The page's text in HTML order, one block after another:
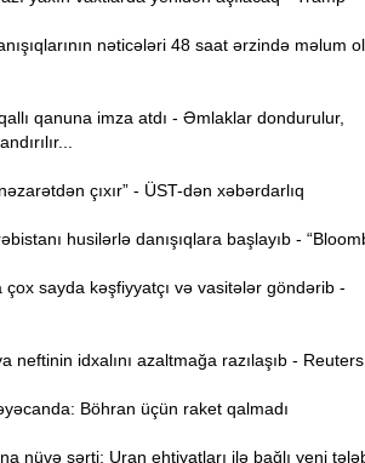
nəticələri 48 saat ərzində məlum
qanuna imza atdı - Əmlaklar dondurulur,
çıxır” - ÜST-dən xəbərdarlıq
husilərlə danışıqlara başlayıb -
sayda kəşfiyyatçı və vasitələr göndərib -
neftinin idxalını azaltmağa razılaşıb - Reuters
Böhran üçün raket qalmadı
nüvə şərti: Uran ehtiyatları ilə bağlı yeni